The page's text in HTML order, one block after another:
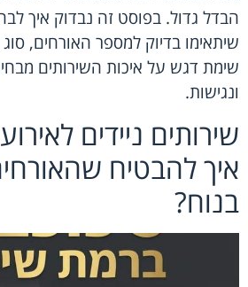
הבדל גדול. בפוסט זה נבדוק איך
שיתאימו בדיוק למספר האורחים,
שימת דגש על איכות השירותים
ונגישות.
שירותים ניידים
איך להבטיח
בנוח?